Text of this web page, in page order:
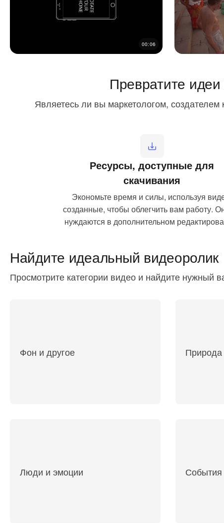
00:06
Превратите
Являетесь ли вы маркетологом,
Ресурсы, доступные для
скачивания
Экономьте время и силы, используя
созданные, чтобы облегчить вам работу.
нуждаются в дополнительном
Найдите идеальный видеоролик
Просмотрите категории видео и найдите нужный
Фон и другое Природа
Люди и эмоции События